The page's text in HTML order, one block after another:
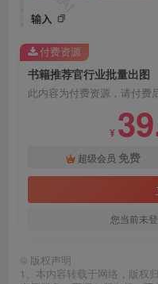
书籍推荐官行业批量出图
此内容为付费资源，请付费
¥
超级会员 免费
您当前未
付费资源
© 版权声明
1、本内容转载于网络，版权